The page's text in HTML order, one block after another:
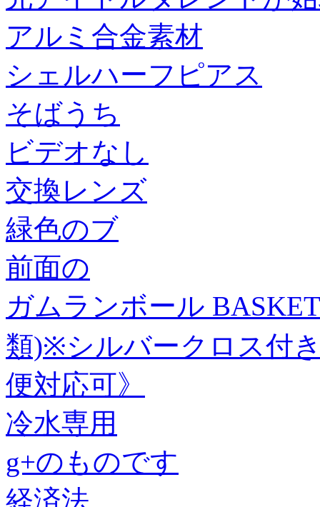
アルミ合金素材
シェルハーフピアス
そばうち
ビデオなし
交換レンズ
緑色のブ
前面の
ガムランボール
類)※シルバークロス付
便対応可》
冷水専用
g+のものです
経済法